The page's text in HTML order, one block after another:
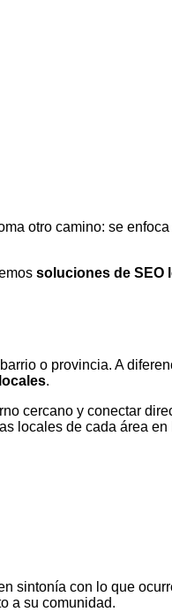
otro camino: se enfoca
soluciones de SEO
o provincia. A
.
cercano y conectar
locales de cada área en
sintonía con lo que
a su comunidad.